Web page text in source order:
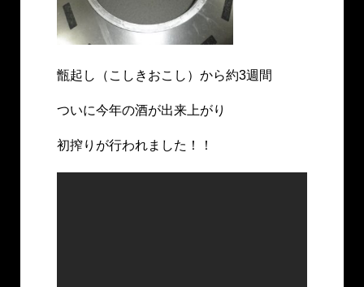
甑起し（こしきおこし）から約3週間
ついに今年の酒が出来上がり
初搾りが行われました！！